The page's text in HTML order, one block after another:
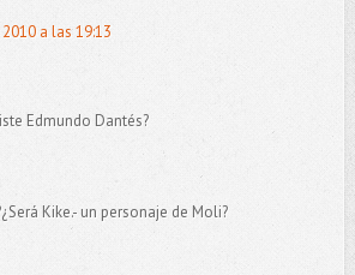
a las 19:13
Edmundo Dantés?
Kike.- un personaje de Moli?